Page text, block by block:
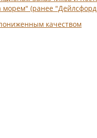
морем" (ранее
качеством